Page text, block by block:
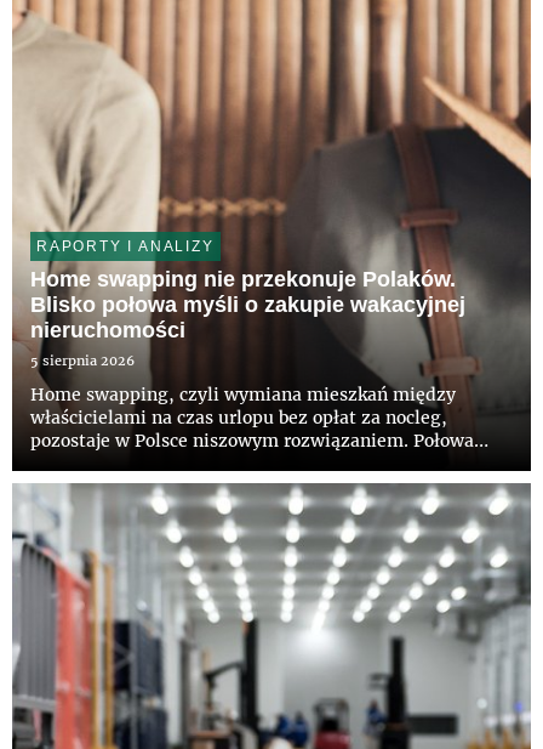
RAPORTY I ANALIZY
Home swapping nie przekonuje Polaków.
Blisko połowa myśli o zakupie wakacyjnej
nieruchomości
5 sierpnia 2026
Home swapping, czyli wymiana mieszkań między
właścicielami na czas urlopu bez opłat za nocleg,
pozostaje w Polsce niszowym rozwiązaniem. Połowa
12 proc. deklaruje zainteresowanie tym modelem –
wynika z najnowszego...